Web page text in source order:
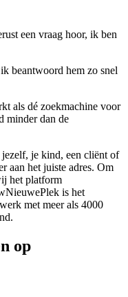
een vraag hoor, ik ben
beantwoord hem zo snel
als dé zoekmachine voor
minder dan de
jezelf, je kind, een cliënt of
aan het juiste adres. Om
het platform
is het
met meer als 4000
op